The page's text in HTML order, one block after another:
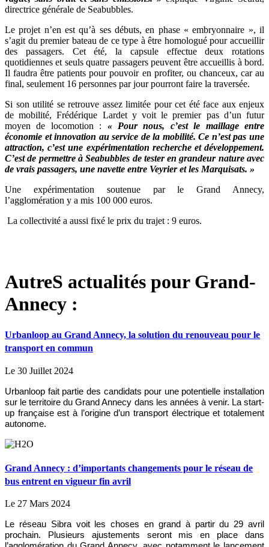
directrice générale de Seabubbles.
Le projet n’en est qu’à ses débuts, en phase « embryonnaire », il
s’agit du premier bateau de ce type à être homologué pour accueillir
des passagers. Cet été, la capsule effectue deux rotations
quotidiennes et seuls quatre passagers peuvent être accueillis à bord.
Il faudra être patients pour pouvoir en profiter, ou chanceux, car au
final, seulement 16 personnes par jour pourront faire la traversée.
Si son utilité se retrouve assez limitée pour cet été face aux enjeux
de mobilité, Frédérique Lardet y voit le premier pas d’un futur
moyen de locomotion : « Pour nous, c’est le maillage entre
économie et innovation au service de la mobilité. Ce n’est pas une
attraction, c’est une expérimentation recherche et développement.
C’est de permettre à Seabubbles de tester en grandeur nature avec
de vrais passagers, une navette entre Veyrier et les Marquisats. »
Une expérimentation soutenue par le Grand Annecy,
l’agglomération y a mis 100 000 euros.
La collectivité a aussi fixé le prix du trajet : 9 euros.
AutreS actualités pour Grand-
Annecy :
Urbanloop au Grand Annecy, la solution du renouveau pour le
transport en commun
Le 30 Juillet 2024
Urbanloop fait partie des candidats pour une potentielle installation
sur le territoire du Grand Annecy dans les années à venir. La start-
up française est à l’origine d’un transport électrique et totalement
autonome.
Grand Annecy : d’importants changements pour le réseau de
bus entrent en vigueur fin avril
Le 27 Mars 2024
Le réseau Sibra voit les choses en grand à partir du 29 avril
prochain. Plusieurs ajustements seront mis en place dans